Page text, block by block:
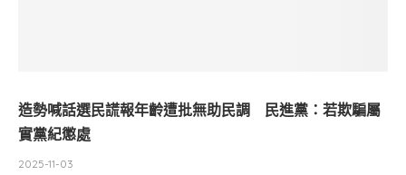
造勢喊話選民謊報年齡遭批無助民調 民進黨：若欺騙屬
實黨紀懲處
2025-11-03